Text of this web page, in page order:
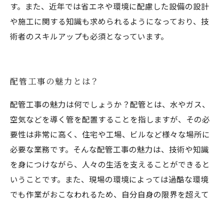
す。また、近年では省エネや環境に配慮した設備の設計
や施工に関する知識も求められるようになっており、技
術者のスキルアップも必須となっています。
配管工事の魅力とは？
配管工事の魅力は何でしょうか？配管とは、水やガス、
空気などを導く管を配置することを指しますが、その必
要性は非常に高く、住宅や工場、ビルなど様々な場所に
必要な業務です。そんな配管工事の魅力は、技術や知識
を身につけながら、人々の生活を支えることができると
いうことです。また、現場の環境によっては過酷な環境
でも作業がおこなわれるため、自分自身の限界を超えて